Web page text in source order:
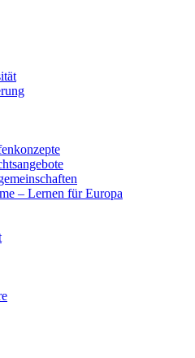
– Lernen für Europa